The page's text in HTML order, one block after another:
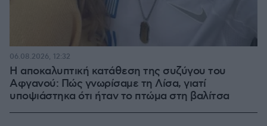
Η αποκαλυπτική κατάθεση της συζύγου του
Αφγανού: Πώς γνωρίσαμε τη Λίσα, γιατί
υποψιάστηκα ότι ήταν το πτώμα στη βαλίτσα
06.08.2026, 12:32